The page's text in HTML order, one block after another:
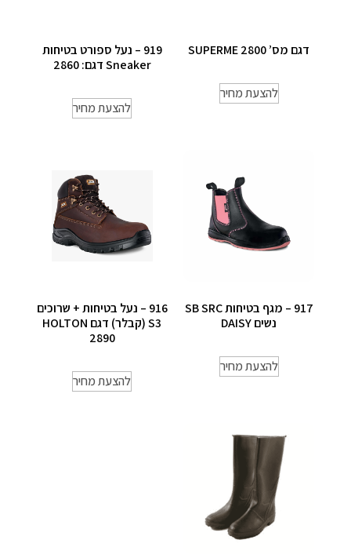
דגם מס’ 2800 SUPERME
להצעת מחיר
919 – נעל ספורט בטיחות
Sneaker דגם: 2860
להצעת מחיר
917 – מגף בטיחות SB SRC
נשים DAISY
להצעת מחיר
916 – נעל בטיחות + שרוכים
S3 (קבלר) דגם HOLTON
2890
להצעת מחיר